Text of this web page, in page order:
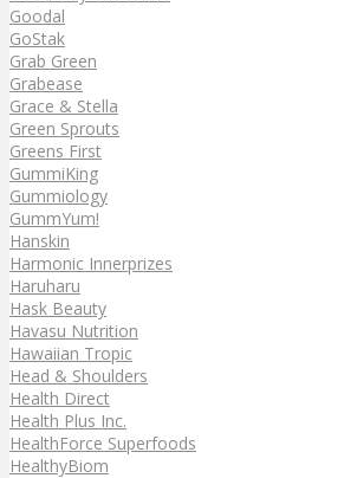
Goodal
GoStak
Grab Green
Grabease
Grace & Stella
Green Sprouts
Greens First
GummiKing
Gummiology
GummYum!
Hanskin
Harmonic Innerprizes
Haruharu
Hask Beauty
Havasu Nutrition
Hawaiian Tropic
Head & Shoulders
Health Direct
Health Plus Inc.
HealthForce Superfoods
HealthyBiom